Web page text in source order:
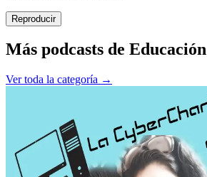
Reproducir
Más podcasts de Educación
Ver toda la categoría →